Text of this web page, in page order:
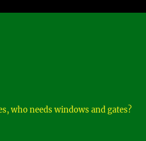
who needs windows and gates?